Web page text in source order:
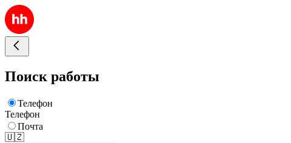
Поиск работы
Телефон
Телефон
Почта
🇺🇿